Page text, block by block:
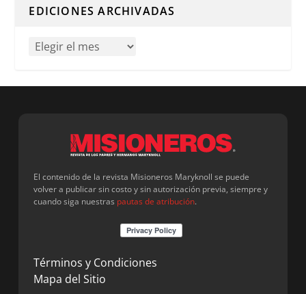
EDICIONES ARCHIVADAS
El contenido de la revista Misioneros Maryknoll se puede
volver a publicar sin costo y sin autorización previa, siempre y
cuando siga nuestras pautas de atribución.
Términos y Condiciones
Mapa del Sitio